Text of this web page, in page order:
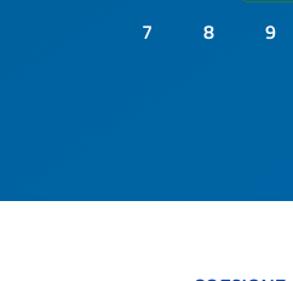
7
8 9